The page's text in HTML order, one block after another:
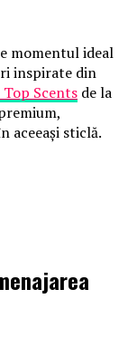
momentul ideal
inspirate din
Scents de la
aceeași sticlă.